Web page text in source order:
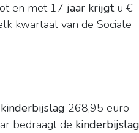
en met 17 jaar krijgtu €
kwartaal van de Sociale
kinderbijslag 268,95 euro
bedraagt de kinderbijslag